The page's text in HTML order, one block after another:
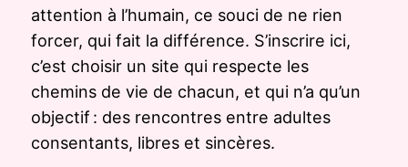
attention à l’humain, ce souci de ne rien
forcer, qui fait la différence. S’inscrire ici,
c’est choisir un site qui respecte les
chemins de vie de chacun, et qui n’a qu’un
objectif : des rencontres entre adultes
consentants, libres et sincères.